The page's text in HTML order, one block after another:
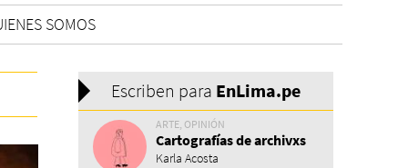
SOMOS
Escriben para EnLima.pe
ARTE, OPINIÓN
Cartografías de archivxs
Karla Acosta